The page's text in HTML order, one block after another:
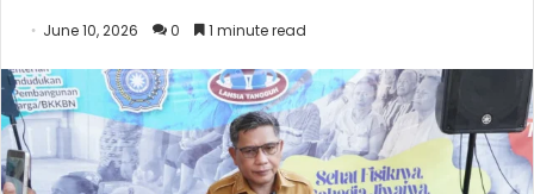
June 10, 2026 0 1 minute read